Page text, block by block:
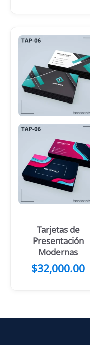
Tarjetas de
Presentación
Modernas
$32,000.00